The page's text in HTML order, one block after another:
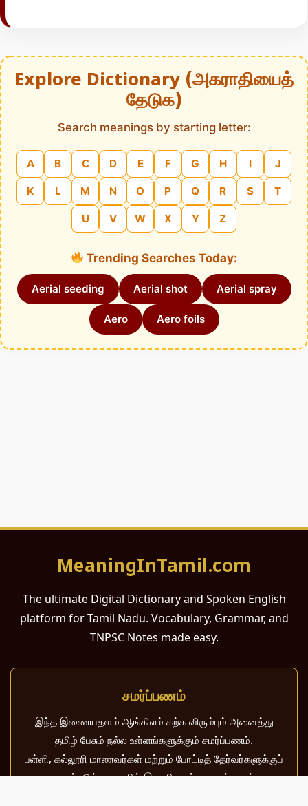
Explore Dictionary (அகராதியைத்
தேடுக)
Search meanings by starting letter:
A B C D E F G H I J
K L M N O P Q R S T
U V W X Y Z
Trending Searches Today:
Aerial seeding Aerial shot Aerial spray
Aero Aero foils
MeaningInTamil.com
The ultimate Digital Dictionary and Spoken English
platform for Tamil Nadu. Vocabulary, Grammar, and
TNPSC Notes made easy.
சமர்ப்பணம்
இந்த இணையதளம் ஆங்கிலம் கற்க விரும்பும் அனைத்து
தமிழ் பேசும் நல்ல உள்ளங்களுக்கும் சமர்ப்பணம்.
பள்ளி, கல்லூரி மாணவர்கள் மற்றும் போட்டித் தேர்வர்களுக்குப்
பயன்படும் வகையில் இது மிகவும் கவனத்துடன்